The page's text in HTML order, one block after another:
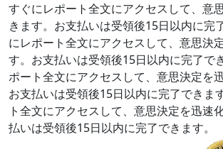
すぐにレポート全文にアクセスして、意
きます。お支払いは受領後15日以内に完
にレポート全文にアクセスして、意思決
す。お支払いは受領後15日以内に完了で
ポート全文にアクセスして、意思決定を
お支払いは受領後15日以内に完了できます
ト全文にアクセスして、意思決定を迅速
払いは受領後15日以内に完了できます。